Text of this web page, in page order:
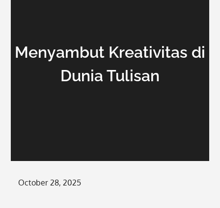
Menyambut Kreativitas di
Dunia Tulisan
Posted
October 28, 2025